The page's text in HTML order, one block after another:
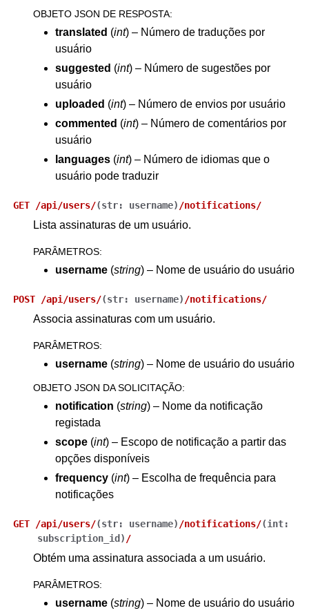
OBJETO JSON DE RESPOSTA:
translated (int) – Número de traduções por
usuário
suggested (int) – Número de sugestões por
usuário
uploaded (int) – Número de envios por usuário
commented (int) – Número de comentários por
usuário
languages (int) – Número de idiomas que o
usuário pode traduzir
GET /api/users/(str: username) /notifications/
Lista assinaturas de um usuário.
PARÂMETROS:
username (string) – Nome de usuário do usuário
POST /api/users/(str: username) /notifications/
Associa assinaturas com um usuário.
PARÂMETROS:
username (string) – Nome de usuário do usuário
OBJETO JSON DA SOLICITAÇÃO:
notification (string) – Nome da notificação
registada
scope (int) – Escopo de notificação a partir das
opções disponíveis
frequency (int) – Escolha de frequência para
notificações
GET /api/users/(str: username) /notifications/(int:
subscription_id) /
Obtém uma assinatura associada a um usuário.
PARÂMETROS:
username (string) – Nome de usuário do usuário